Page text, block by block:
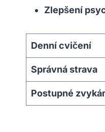
Zlepšení
Denní cvičení
Správná strava
Postupné